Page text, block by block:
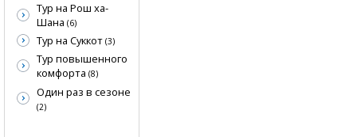
Тур на Рош ха-
Шана (6)
Тур на Суккот (3)
Тур повышенного
комфорта (8)
Один раз в сезоне
(2)